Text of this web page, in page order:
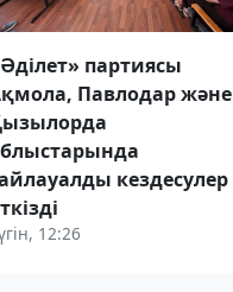
партиясы
Павлодар және
кездесулер
12:26